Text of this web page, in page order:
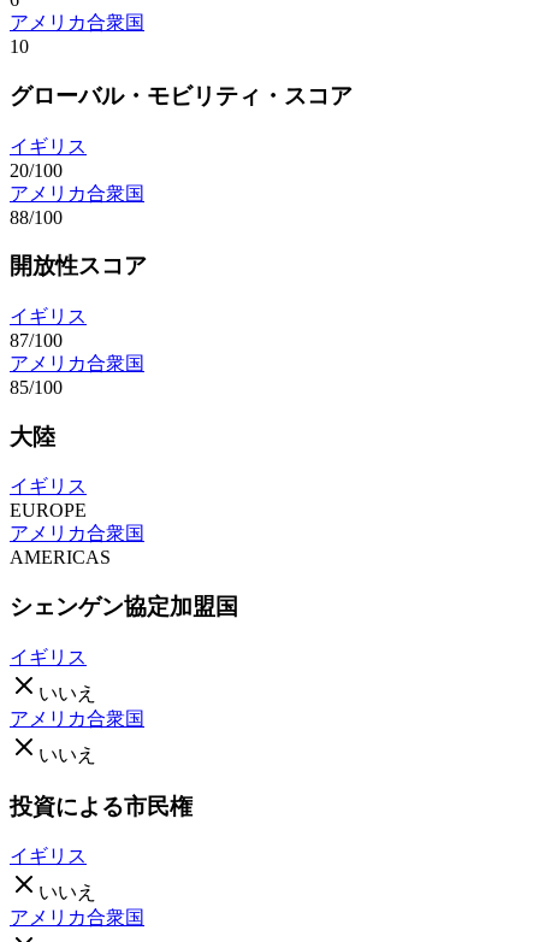
アメリカ合衆国
10
グローバル・モビリティ・スコア
イギリス
20/100
アメリカ合衆国
88/100
開放性スコア
イギリス
87/100
アメリカ合衆国
85/100
大陸
イギリス
EUROPE
アメリカ合衆国
AMERICAS
シェンゲン協定加盟国
イギリス
いいえ
アメリカ合衆国
いいえ
投資による市民権
イギリス
いいえ
アメリカ合衆国